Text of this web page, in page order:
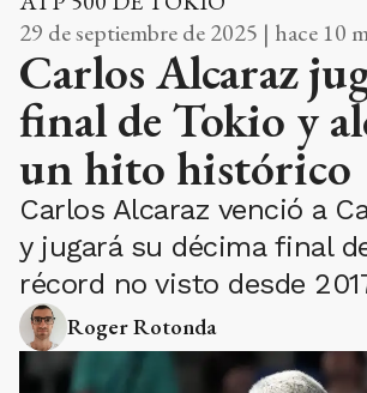
29 de septiembre de 2025 | hace 10
Carlos Alcaraz
final de Tokio y
un hito histórico
Carlos Alcaraz venció a
y jugará su décima final
récord no visto desde
Roger Rotonda